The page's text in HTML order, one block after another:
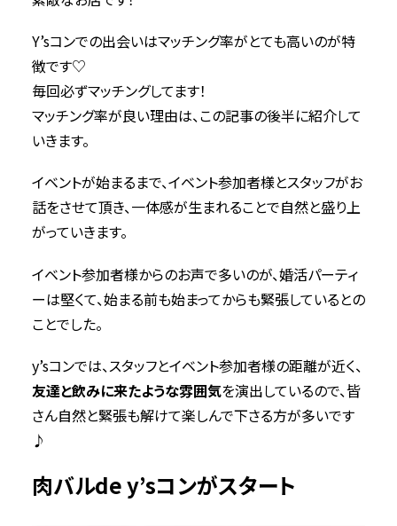
Y’sコンでの出会いはマッチング率がとても高いのが特
徴です♡
毎回必ずマッチングしてます！
マッチング率が良い理由は、この記事の後半に紹介して
いきます。
イベントが始まるまで、イベント参加者様とスタッフがお
話をさせて頂き、一体感が生まれることで自然と盛り上
がっていきます。
イベント参加者様からのお声で多いのが、婚活パーティ
ーは堅くて、始まる前も始まってからも緊張しているとの
ことでした。
y’sコンでは、スタッフとイベント参加者様の距離が近く、
友達と飲みに来たような雰囲気を演出しているので、皆
さん自然と緊張も解けて楽しんで下さる方が多いです
♪
肉バルde y’sコンがスタート